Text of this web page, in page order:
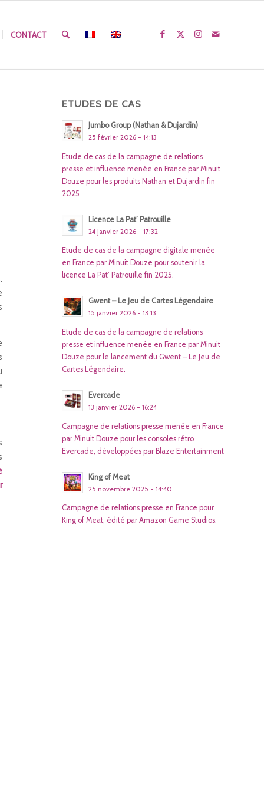
CONTACT
ETUDES DE CAS
Jumbo Group (Nathan & Dujardin)
25 février 2026 - 14:13
Etude de cas de la campagne de relations
presse et influence menée en France par Minuit
Douze pour les produits Nathan et Dujardin fin
2025
Licence La Pat’ Patrouille
24 janvier 2026 - 17:32
Etude de cas de la campagne digitale menée
en France par Minuit Douze pour soutenir la
licence La Pat’ Patrouille fin 2025.
Gwent – Le Jeu de Cartes Légendaire
15 janvier 2026 - 13:13
Etude de cas de la campagne de relations
presse et influence menée en France par Minuit
Douze pour le lancement du Gwent – Le Jeu de
Cartes Légendaire.
Evercade
13 janvier 2026 - 16:24
Campagne de relations presse menée en France
par Minuit Douze pour les consoles rétro
Evercade, développées par Blaze Entertainment
King of Meat
25 novembre 2025 - 14:40
Campagne de relations presse en France pour
King of Meat, édité par Amazon Game Studios.